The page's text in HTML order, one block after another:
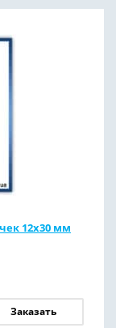
12х30 мм
Заказать